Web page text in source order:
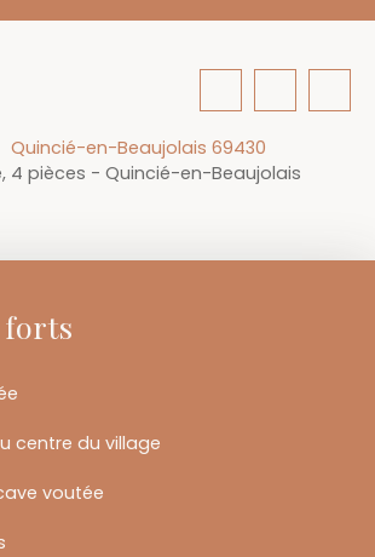
Quincié-en-Beaujolais 69430
4 pièces - Quincié-en-Beaujolais
forts
centre du village
voutée